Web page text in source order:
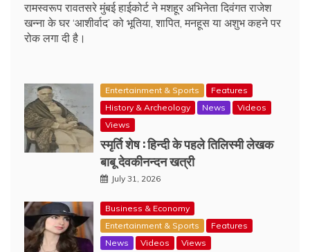
रामस्वरूप रावतसरे मुंबई हाईकोर्ट ने मशहूर अभिनेता दिवंगत राजेश
खन्ना के घर ‘आशीर्वाद’ को भूतिया, शापित, मनहूस या अशुभ कहने पर
रोक लगा दी है।
Entertainment & Sports
Features
History & Archeology
News
Videos
Views
स्मृर्ति शेष : हिन्दी के पहले तिलिस्मी लेखक
बाबू देवकीनन्दन खत्री
July 31, 2026
Business & Economy
Entertainment & Sports
Features
News
Videos Views